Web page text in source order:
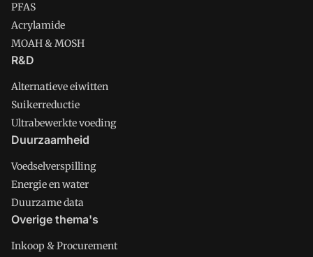
PFAS
Acrylamide
MOAH & MOSH
R&D
Alternatieve eiwitten
Suikerreductie
Ultrabewerkte voeding
Duurzaamheid
Voedselverspilling
Energie en water
Duurzame data
Overige thema's
Inkoop & Procurement